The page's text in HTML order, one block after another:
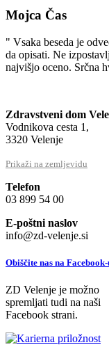
Mojca Čas
" Vsaka beseda je
da opisati. Ne
najvišjo oceno. Srčna
Zdravstveni dom
Vodnikova cesta 1,
3320 Velenje
Prikaži na zemljevidu
Telefon
03 899 54 00
E-poštni naslov
info@zd-velenje.si
Obiščite nas na
ZD Velenje je možno
spremljati tudi na naši
Facebook strani.